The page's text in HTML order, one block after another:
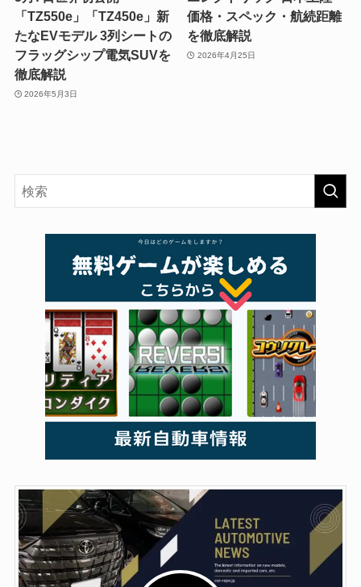
「TZ550e」「TZ450e」新
たなEVモデル 3列シートの
フラッグシップ電気SUVを
徹底解説
2026年5月3日
価格・スペック・航続距離
を徹底解説
2026年4月25日